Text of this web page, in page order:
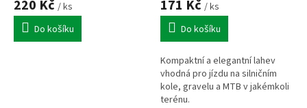
220 Kč / ks
Do košíku
171 Kč / ks
Do košíku
Kompaktní a elegantní lahev
vhodná pro jízdu na silničním
kole, gravelu a MTB v jakémkoli
terénu.